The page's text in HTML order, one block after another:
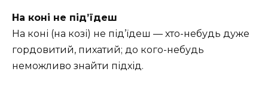
На коні не під’їдеш
На коні (на козі) не під’їдеш — хто-небудь дуже
гордовитий, пихатий; до кого-небудь
неможливо знайти підхід.